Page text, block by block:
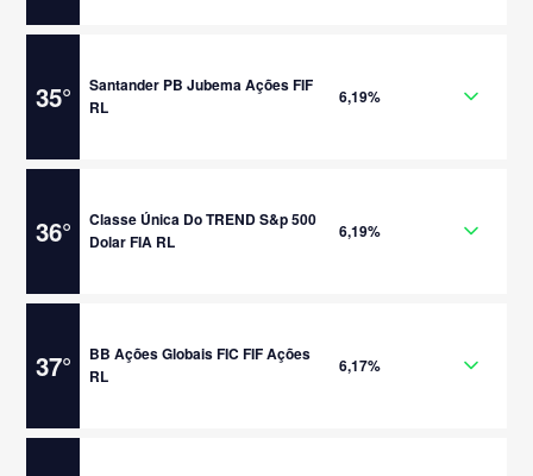
35°
Santander PB Jubema Ações FIF
RL
6,19%
36°
Classe Única Do TREND S&p 500
Dolar FIA RL
6,19%
37°
BB Ações Globais FIC FIF Ações
RL
6,17%